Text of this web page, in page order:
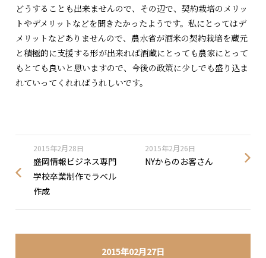
2015年02月27日
どうすることも出来ませんので、その辺で、契約栽培のメリッ
トやデメリットなどを聞きたかったようです。私にとってはデ
メリットなどありませんので、農水省が酒米の契約栽培を蔵元
と積極的に支援する形が出来れば酒蔵にとっても農家にとって
もとても良いと思いますので、今後の政策に少しでも盛り込ま
れていってくれればうれしいです。
2015年2月28日
盛岡情報ビジネス専門
学校卒業制作でラベル
作成
2015年2月26日
NYからのお客さん